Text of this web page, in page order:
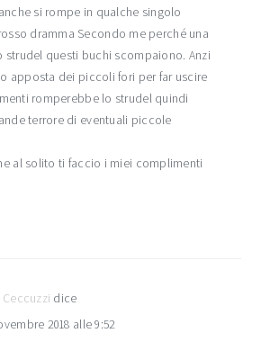
si rompe in qualche singolo
dramma Secondo me perché una
questi buchi scompaiono. Anzi
apposta dei piccoli fori per far uscire
romperebbe lo strudel quindi
terrore di eventuali piccole
al solito ti faccio i miei complimenti
Ceccuzzi dice
2018 alle 9:52